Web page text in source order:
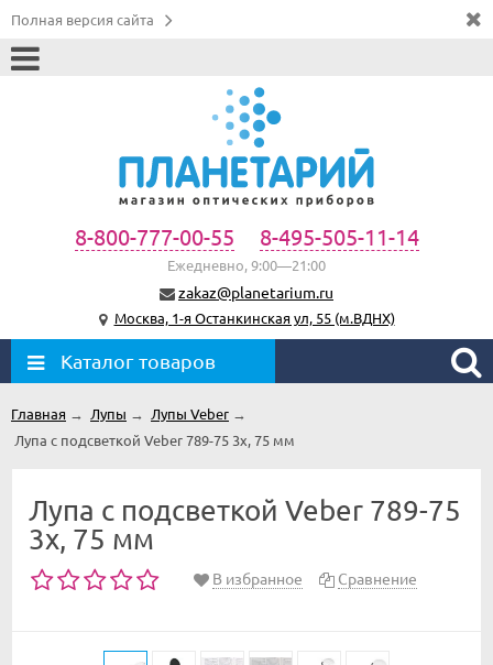
Полная версия сайта
8-800-777-00-55 8-495-505-11-14
Ежедневно, 9:00—21:00
zakaz@planetarium.ru
Москва, 1-я Останкинская ул, 55 (м.ВДНХ)
Каталог товаров
Главная → Лупы → Лупы Veber →
Лупа с подсветкой Veber 789-75 3х, 75 мм
Лупа с подсветкой Veber 789-75
3х, 75 мм
В избранное Сравнение